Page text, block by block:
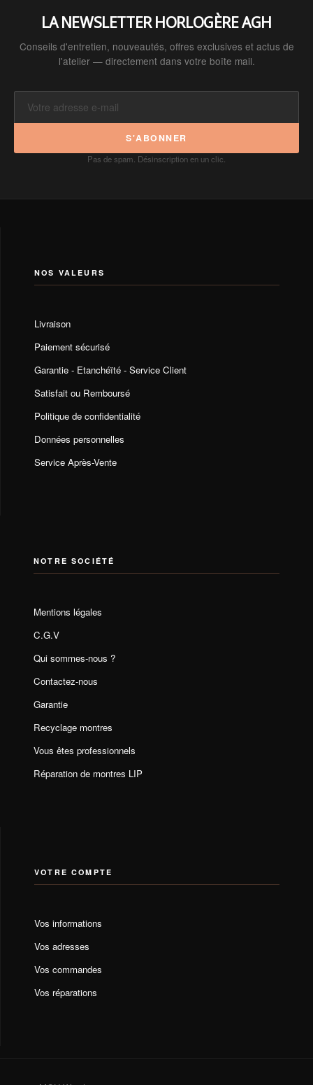
LA NEWSLETTER HORLOGÈRE AGH
Conseils d'entretien, nouveautés, offres exclusives et actus de
l'atelier — directement dans votre boîte mail.
S'ABONNER
Pas de spam. Désinscription en un clic.
NOS VALEURS
Livraison
Paiement sécurisé
Garantie - Etanchéïté - Service Client
Satisfait ou Remboursé
Politique de confidentialité
Données personnelles
Service Après-Vente
NOTRE SOCIÉTÉ
Mentions légales
C.G.V
Qui sommes-nous ?
Contactez-nous
Garantie
Recyclage montres
Vous êtes professionnels
Réparation de montres LIP
VOTRE COMPTE
Vos informations
Vos adresses
Vos commandes
Vos réparations